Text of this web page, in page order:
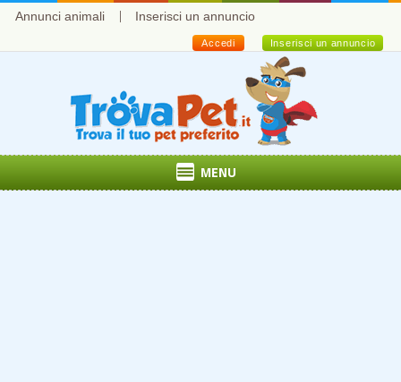
Annunci animali Inserisci un annuncio
Inserisci un annuncio
Accedi
MENU